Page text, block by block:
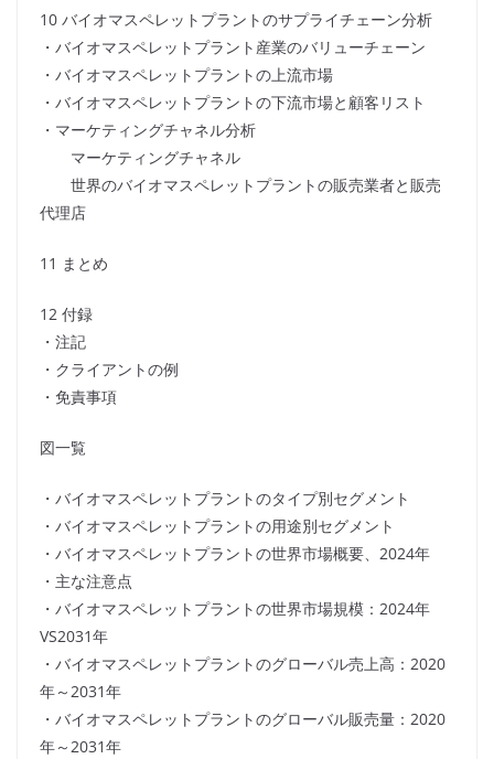
10 バイオマスペレットプラントのサプライチェーン分析
・バイオマスペレットプラント産業のバリューチェーン
・バイオマスペレットプラントの上流市場
・バイオマスペレットプラントの下流市場と顧客リスト
・マーケティングチャネル分析
マーケティングチャネル
世界のバイオマスペレットプラントの販売業者と販売
代理店
11 まとめ
12 付録
・注記
・クライアントの例
・免責事項
図一覧
・バイオマスペレットプラントのタイプ別セグメント
・バイオマスペレットプラントの用途別セグメント
・バイオマスペレットプラントの世界市場概要、2024年
・主な注意点
・バイオマスペレットプラントの世界市場規模：2024年
VS2031年
・バイオマスペレットプラントのグローバル売上高：2020
年～2031年
・バイオマスペレットプラントのグローバル販売量：2020
年～2031年